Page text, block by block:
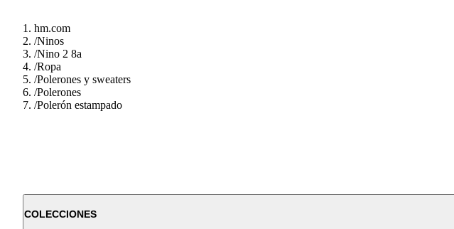
hm.com
/Ninos
/Nino 2 8a
/Ropa
/Polerones y sweaters
/Polerones
/Polerón estampado
COLECCIONES